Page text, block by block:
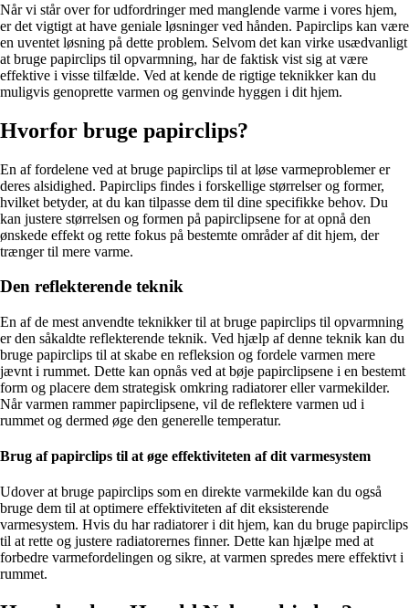
Når vi står over for udfordringer med manglende varme i vores hjem,
er det vigtigt at have geniale løsninger ved hånden. Papirclips kan være
en uventet løsning på dette problem. Selvom det kan virke usædvanligt
at bruge papirclips til opvarmning, har de faktisk vist sig at være
effektive i visse tilfælde. Ved at kende de rigtige teknikker kan du
muligvis genoprette varmen og genvinde hyggen i dit hjem.
Hvorfor bruge papirclips?
En af fordelene ved at bruge papirclips til at løse varmeproblemer er
deres alsidighed. Papirclips findes i forskellige størrelser og former,
hvilket betyder, at du kan tilpasse dem til dine specifikke behov. Du
kan justere størrelsen og formen på papirclipsene for at opnå den
ønskede effekt og rette fokus på bestemte områder af dit hjem, der
trænger til mere varme.
Den reflekterende teknik
En af de mest anvendte teknikker til at bruge papirclips til opvarmning
er den såkaldte reflekterende teknik. Ved hjælp af denne teknik kan du
bruge papirclips til at skabe en refleksion og fordele varmen mere
jævnt i rummet. Dette kan opnås ved at bøje papirclipsene i en bestemt
form og placere dem strategisk omkring radiatorer eller varmekilder.
Når varmen rammer papirclipsene, vil de reflektere varmen ud i
rummet og dermed øge den generelle temperatur.
Brug af papirclips til at øge effektiviteten af dit varmesystem
Udover at bruge papirclips som en direkte varmekilde kan du også
bruge dem til at optimere effektiviteten af dit eksisterende
varmesystem. Hvis du har radiatorer i dit hjem, kan du bruge papirclips
til at rette og justere radiatorernes finner. Dette kan hjælpe med at
forbedre varmefordelingen og sikre, at varmen spredes mere effektivt i
rummet.